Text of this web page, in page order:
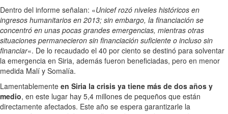
Dentro del informe señalan: «Unicef rozó niveles históricos en
ingresos humanitarios en 2013; sin embargo, la financiación se
concentró en unas pocas grandes emergencias, mientras otras
situaciones permanecieron sin financiación suficiente o incluso sin
financiar«. De lo recaudado el 40 por ciento se destinó para solventar
la emergencia en Siria, además fueron beneficiadas, pero en menor
medida Malí y Somalía.
Lamentablemente en Siria la crisis ya tiene más de dos años y
medio, en este lugar hay 5,4 millones de pequeños que están
directamente afectados. Este año se espera garantizarle la